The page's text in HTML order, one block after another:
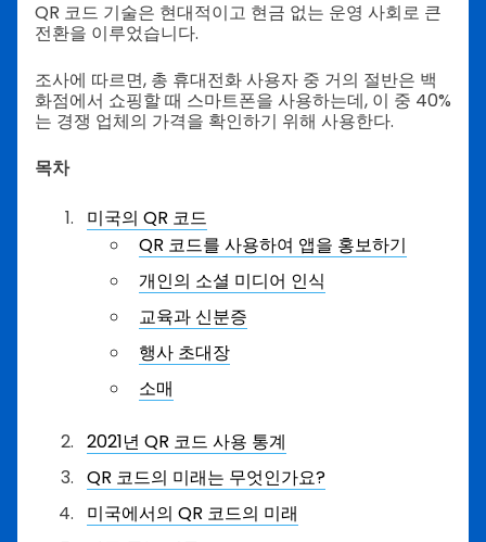
QR 코드 기술은 현대적이고 현금 없는 운영 사회로 큰
전환을 이루었습니다.
조사에 따르면, 총 휴대전화 사용자 중 거의 절반은 백
화점에서 쇼핑할 때 스마트폰을 사용하는데, 이 중 40%
는 경쟁 업체의 가격을 확인하기 위해 사용한다.
목차
미국의 QR 코드
QR 코드를 사용하여 앱을 홍보하기
개인의 소셜 미디어 인식
교육과 신분증
행사 초대장
소매
2021년 QR 코드 사용 통계
QR 코드의 미래는 무엇인가요?
미국에서의 QR 코드의 미래